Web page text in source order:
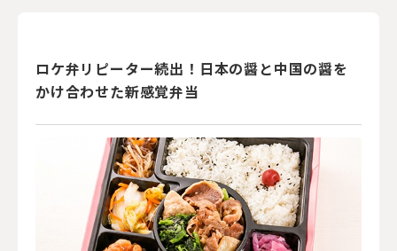
ロケ弁リピーター続出！日本の醤と中国の醤を
かけ合わせた新感覚弁当